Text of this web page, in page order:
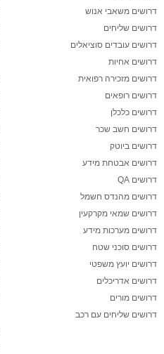
דרושים משאבי אנוש
דרושים שליחים
דרושים עובדים סוציאלים
דרושים אחיות
דרושים מזכירה רפואית
דרושים רופאים
דרושים כלכלן
דרושים חשב שכר
דרושים ביוטק
דרושים אבטחת מידע
דרושים QA
דרושים מהנדס חשמל
דרושים שמאי מקרקעין
דרושים מערכות מידע
דרושים סוכני שטח
דרושים יועץ משפטי
דרושים אדריכלים
דרושים מורים
דרושים שליחים עם רכב